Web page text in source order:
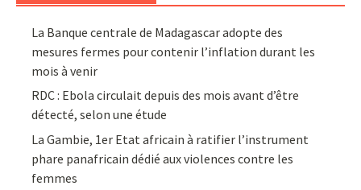
La Banque centrale de Madagascar adopte des
mesures fermes pour contenir l’inflation durant les
mois à venir
RDC : Ebola circulait depuis des mois avant d’être
détecté, selon une étude
La Gambie, 1er Etat africain à ratifier l’instrument
phare panafricain dédié aux violences contre les
femmes